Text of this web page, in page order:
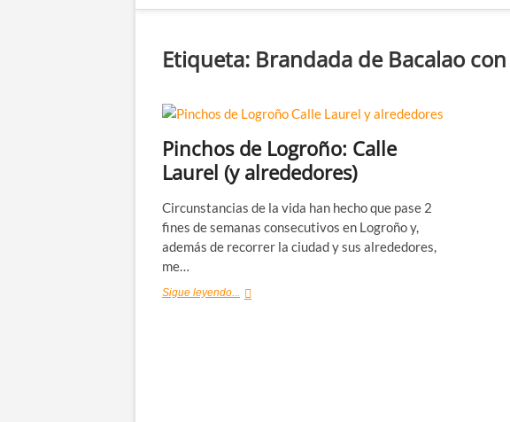
Etiqueta: Brandada de Bacalao
Pinchos de Logroño: Calle
Laurel (y alrededores)
Circunstancias de la vida han hecho que pase 2
fines de semanas consecutivos en Logroño y,
además de recorrer la ciudad y sus alrededores,
me…
Sigue leyendo... Pinchos